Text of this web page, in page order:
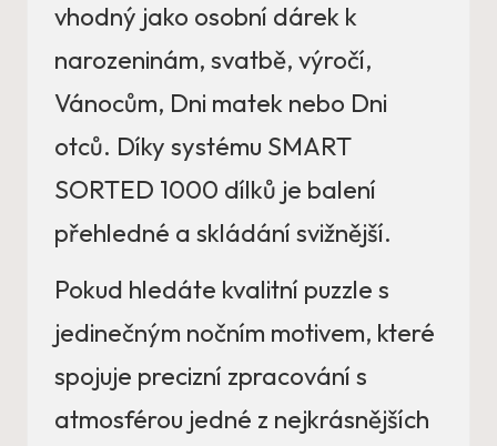
vhodný jako osobní dárek k
narozeninám, svatbě, výročí,
Vánocům, Dni matek nebo Dni
otců. Díky systému SMART
SORTED 1000 dílků je balení
přehledné a skládání svižnější.
Pokud hledáte kvalitní puzzle s
jedinečným nočním motivem, které
spojuje precizní zpracování s
atmosférou jedné z nejkrásnějších